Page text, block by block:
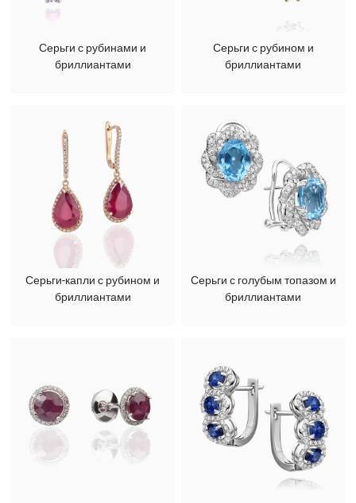
Серьги с рубинами и
бриллиантами
Серьги с рубином и
бриллиантами
Серьги-капли с рубином и
бриллиантами
Серьги с голубым топазом и
бриллиантами